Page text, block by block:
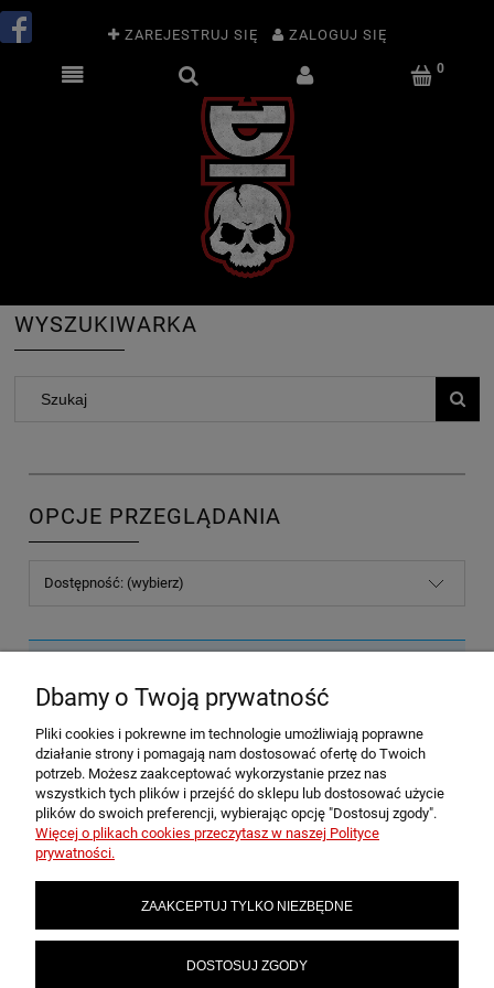
ZAREJESTRUJ SIĘ ZALOGUJ SIĘ
WYSZUKIWARKA
OPCJE PRZEGLĄDANIA
Dostępność: (wybierz)
POMOC
MOJE KONTO
INFORMACJE
Dbamy o Twoją prywatność
Pliki cookies i pokrewne im technologie umożliwiają poprawne
działanie strony i pomagają nam dostosować ofertę do Twoich
potrzeb. Możesz zaakceptować wykorzystanie przez nas
wszystkich tych plików i przejść do sklepu lub dostosować użycie
plików do swoich preferencji, wybierając opcję "Dostosuj zgody".
Więcej o plikach cookies przeczytasz w naszej Polityce
prywatności.
ZAAKCEPTUJ TYLKO NIEZBĘDNE
DOSTOSUJ ZGODY